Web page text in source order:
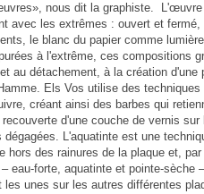
nous dit la graphiste.
avec les extrêmes : ouvert et
le blanc du papier comme
à l'extrême, ces compositions
au détachement, à la création d'une
Els Vos utilise des
créant ainsi des barbes qui
d'une couche de vernis sur
L'aquatinte est une
des rainures de la plaque et,
eau-forte, aquatinte et pointe-sèche
unes sur les autres différentes